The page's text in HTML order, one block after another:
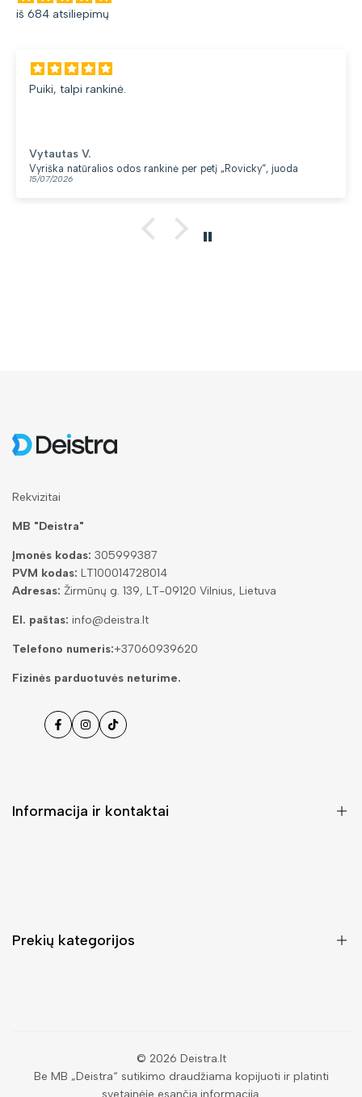
iš 684 atsiliepimų
Puiki, talpi rankinė.
Vytautas V.
Vyriška natūralios odos rankinė per petį „Rovicky“, juoda
15/07/2026
Rekvizitai
MB "Deistra"
Įmonės kodas: 305999387
PVM kodas: LT100014728014
Adresas: Žirmūnų g. 139, LT-09120 Vilnius, Lietuva
El. paštas: info@deistra.lt
Telefono numeris:+37060939620
Fizinės parduotuvės neturime.
FacebookInstagramas
Tiktok
Informacija ir kontaktai
Prekių kategorijos
Kuprinės moterims
Vyriškos piniginės
© 2026 Deistra.lt
Be MB „Deistra“ sutikimo draudžiama kopijuoti ir platinti
svetainėje esančią informaciją.